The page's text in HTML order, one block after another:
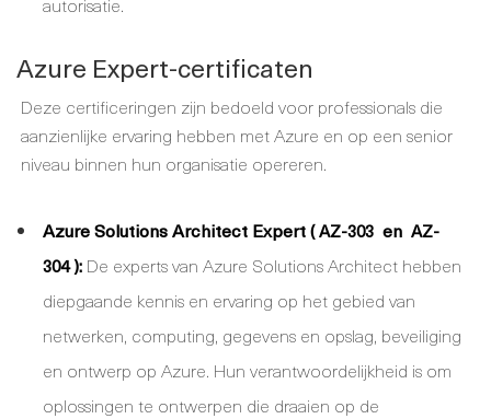
Azure Expert-certificaten
Deze certificeringen zijn bedoeld voor professionals die
aanzienlijke ervaring hebben met Azure en op een senior
niveau binnen hun organisatie opereren.
Azure Solutions Architect Expert (AZ-303 en AZ-
304): De experts van Azure Solutions Architect hebben
diepgaande kennis en ervaring op het gebied van
netwerken, computing, gegevens en opslag, beveiliging
en ontwerp op Azure. Hun verantwoordelijkheid is om
oplossingen te ontwerpen die draaien op de